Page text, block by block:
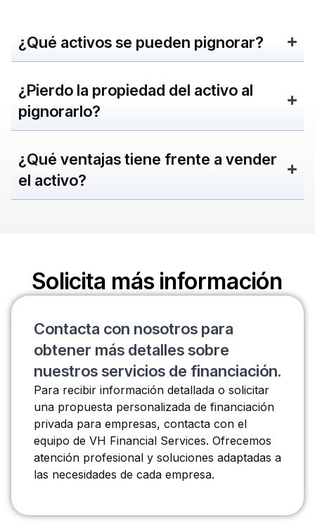
¿Qué activos se pueden pignorar?
¿Pierdo la propiedad del activo al
pignorarlo?
¿Qué ventajas tiene frente a vender
el activo?
Solicita más información
Contacta con nosotros para
obtener más detalles sobre
nuestros servicios de financiación.
Para recibir información detallada o solicitar
una propuesta personalizada de financiación
privada para empresas, contacta con el
equipo de VH Financial Services. Ofrecemos
atención profesional y soluciones adaptadas a
las necesidades de cada empresa.